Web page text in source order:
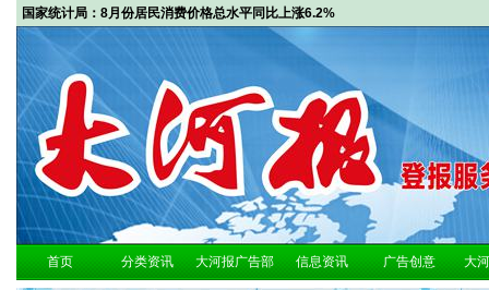
国家统计局：8月份居民消费价格总水平同比上涨6.2%
首页 分类资讯 大河报广告部 信息资讯 广告创意 大